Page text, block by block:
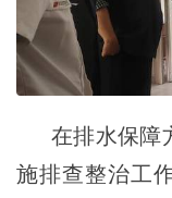
在排水保障
施排查整治工